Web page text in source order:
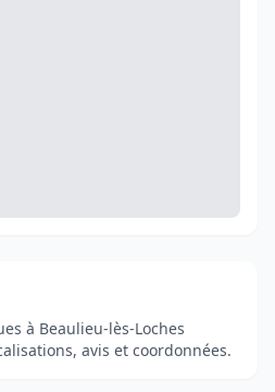
à Beaulieu-lès-Loches
avis et coordonnées.